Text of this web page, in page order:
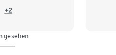
+2
gesehen